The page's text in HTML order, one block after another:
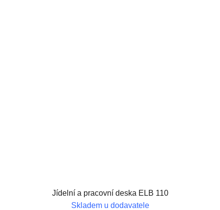
Jídelní a pracovní deska ELB 110
Skladem u dodavatele